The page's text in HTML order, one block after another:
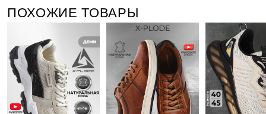
ПОХОЖИЕ ТОВАРЫ